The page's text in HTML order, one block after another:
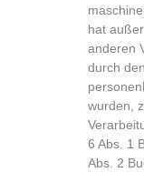
hat
anderen
durch
wurden,
6 Abs. 1
Abs. 2